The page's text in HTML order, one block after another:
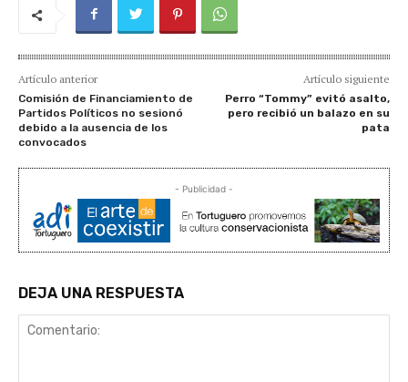
Artículo anterior
Comisión de Financiamiento de
Partidos Políticos no sesionó
debido a la ausencia de los
convocados
Artículo siguiente
Perro “Tommy” evitó asalto,
pero recibió un balazo en su
pata
- Publicidad -
DEJA UNA RESPUESTA